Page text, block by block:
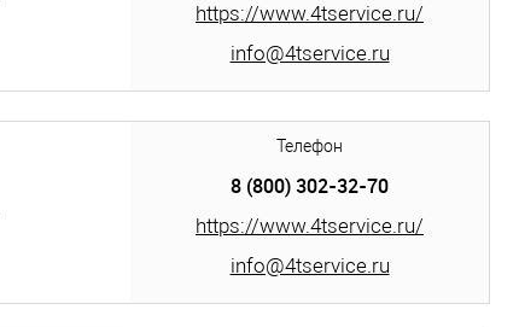
https://www.4tservice.ru/
info@4tservice.ru
Телефон
8 (800) 302-32-70
https://www.4tservice.ru/
info@4tservice.ru